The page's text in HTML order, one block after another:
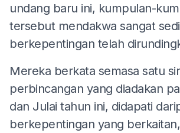
undang baru ini, kumpulan-
tersebut mendakwa sangat
berkepentingan telah
Mereka berkata semasa satu
perbincangan yang diadakan
dan Julai tahun ini, didapati
berkepentingan yang